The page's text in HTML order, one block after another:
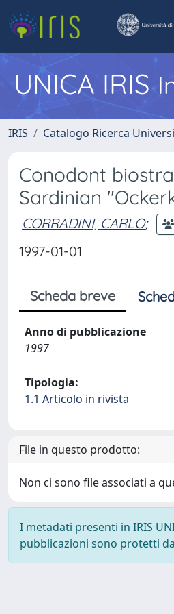
UNICA IRIS
IRIS Catalogo Ricerca
Conodont
Sardinian
CORRADINI, CARLO;
1997-01-01
Scheda breve
Anno di pubblicazione
1997
Tipologia:
1.1 Articolo in rivista
File in questo prodotto:
Non ci sono file associati a
I metadati presenti in IRIS
pubblicazioni sono protetti